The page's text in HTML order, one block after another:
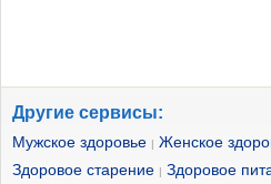
Другие сервисы:
Мужское здоровье | Женское
Здоровое старение | Здоровое